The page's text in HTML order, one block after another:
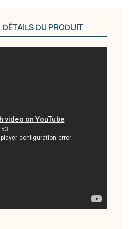
DÉTAILS DU PRODUIT
Créer une liste d'envies